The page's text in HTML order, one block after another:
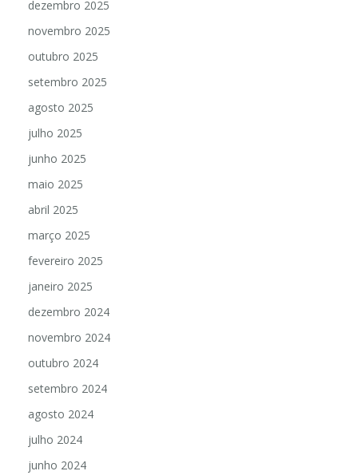
dezembro 2025
novembro 2025
outubro 2025
setembro 2025
agosto 2025
julho 2025
junho 2025
maio 2025
abril 2025
março 2025
fevereiro 2025
janeiro 2025
dezembro 2024
novembro 2024
outubro 2024
setembro 2024
agosto 2024
julho 2024
junho 2024